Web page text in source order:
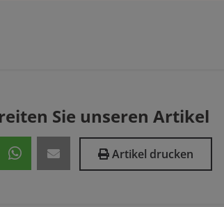
Sie unseren Artikel
Artikel drucken